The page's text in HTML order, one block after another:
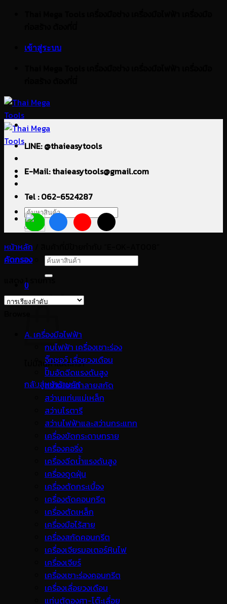
เข้าสู่ระบบ
ค้นหา:
ค้นหา:
0
ตะกร้าสินค้า
ไม่มีสินค้าในตะกร้า
กลับสู่หน้าร้านค้า
LINE: @thaieasytools
E-Mail: thaieasytools@gmail.com
Tel : 062-6524287
หน้าหลัก
คัดกรอง
แสดง 1 รายการ
A. เครื่องมือไฟฟ้า
กบไฟฟ้า เครื่องเซาะร่อง
จิ๊กซอว์ เลื่อยวงเดือน
ปั๊มอัดฉีดแรงดันสูง
สว่านเจาะทำลายสกัด
สว่านแท่นแม่เหล็ก
สว่านโรตารี
สว่านไฟฟ้าและสว่านกระแทก
เครื่องขัดกระดาษทราย
เครื่องคอริ่ง
เครื่องฉีดน้ำแรงดันสูง
เครื่องดูดฝุ่น
เครื่องตัดกระเบื้อง
เครื่องตัดคอนกรีต
เครื่องตัดเหล็ก
เครื่องมือไร้สาย
เครื่องสกัดคอนกรีต
เครื่องเจียรมอเตอร์หินไฟ
เครื่องเจียร์
เครื่องเซาะร่องคอนกรีต
เครื่องเลื่อยวงเดือน
แท่นตัดองศา-โต๊ะเลื่อย